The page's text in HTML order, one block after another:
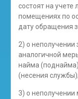
состоят на
помещениях по
дату обращения
2) о неполучении
аналогичной
найма
(несения службы);
3) о